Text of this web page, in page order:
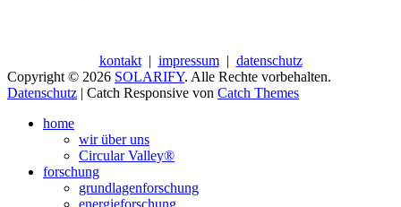
kontakt| impressum| datenschutz
Copyright © 2026 SOLARIFY. Alle Rechte vorbehalten.
Datenschutz | Catch Responsive von Catch Themes
oben
home
wir über uns
Circular Valley®
forschung
grundlagenforschung